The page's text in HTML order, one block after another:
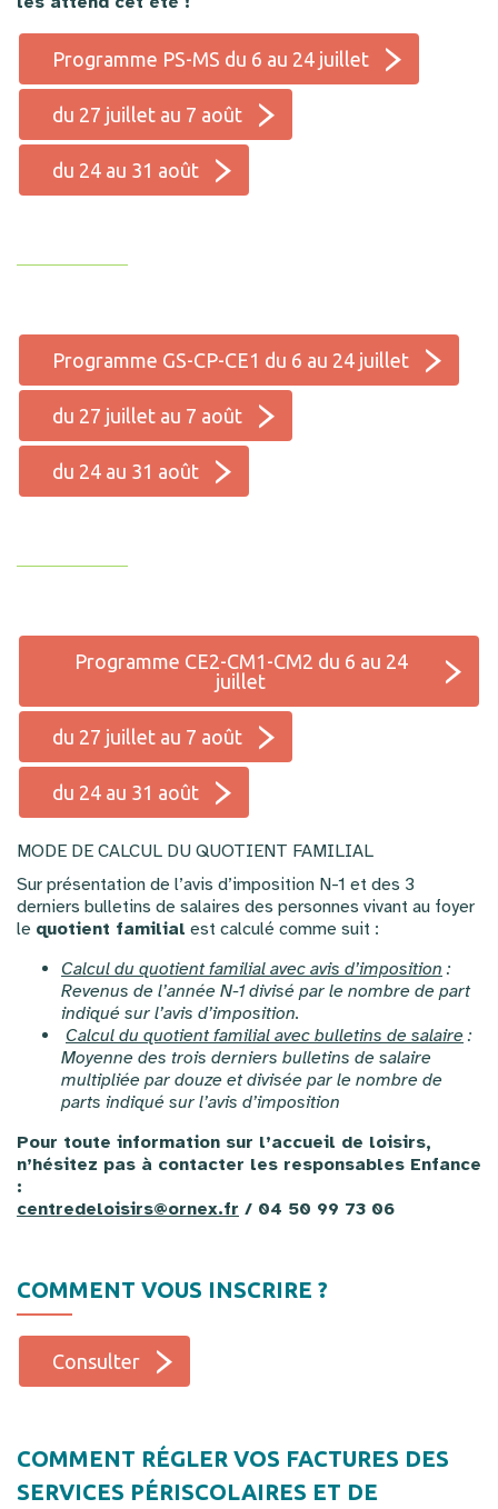
Programme PS-MS du 6 au 24 juillet
du 27 juillet au 7 août
du 24 au 31 août
Programme GS-CP-CE1 du 6 au 24 juillet
du 27 juillet au 7 août
du 24 au 31 août
Programme CE2-CM1-CM2 du 6 au 24
juillet
du 27 juillet au 7 août
du 24 au 31 août
MODE DE CALCUL DU QUOTIENT FAMILIAL
Sur présentation de l’avis d’imposition N-1 et des 3
derniers bulletins de salaires des personnes vivant au foyer
le quotient familial est calculé comme suit :
Calcul du quotient familial avec avis d’imposition :
Revenus de l’année N-1 divisé par le nombre de part
indiqué sur l’avis d’imposition.
Calcul du quotient familial avec bulletins de salaire :
Moyenne des trois derniers bulletins de salaire
multipliée par douze et divisée par le nombre de
parts indiqué sur l’avis d’imposition
Pour toute information sur l’accueil de loisirs,
n’hésitez pas à contacter les responsables Enfance
:
centredeloisirs@ornex.fr / 04 50 99 73 06
COMMENT VOUS INSCRIRE ?
Consulter
COMMENT RÉGLER VOS FACTURES DES
SERVICES PÉRISCOLAIRES ET DE